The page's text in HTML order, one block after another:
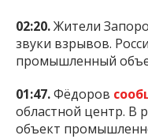
02:20.Жители
звуки взрывов.
промышленный
01:47.Фёдоров
областной центр. В
объект